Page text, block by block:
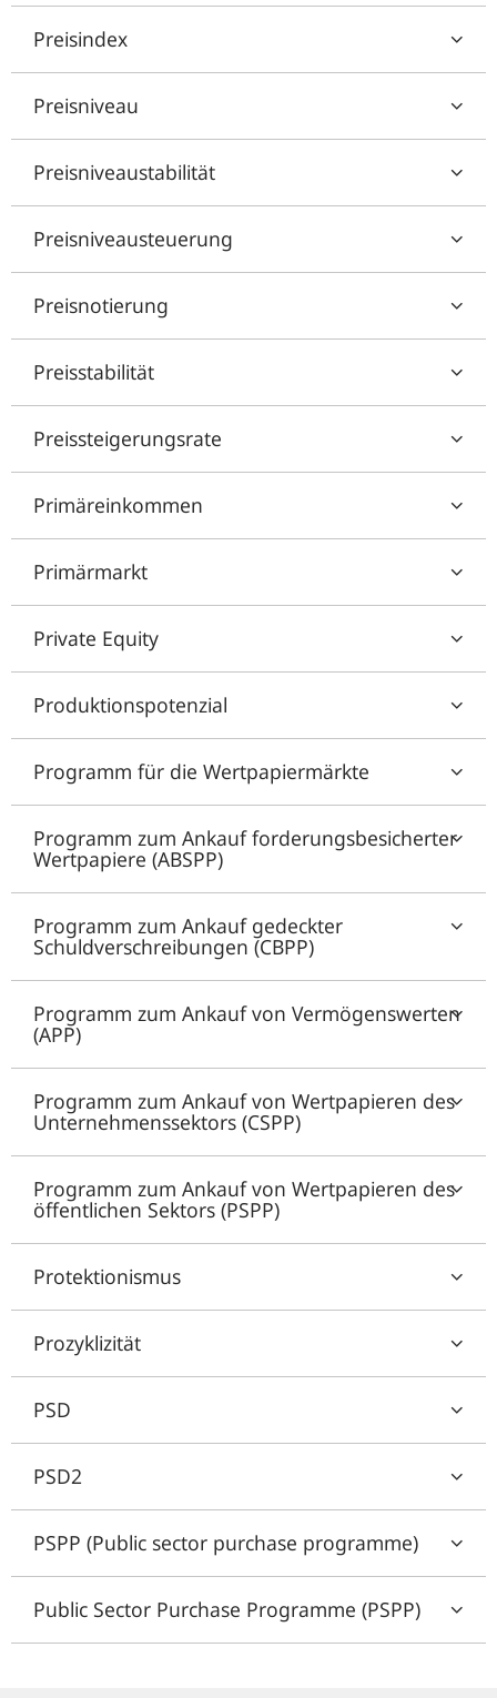
Preisindex
Preisniveau
Preisniveaustabilität
Preisniveausteuerung
Preisnotierung
Preisstabilität
Preissteigerungsrate
Primäreinkommen
Primärmarkt
Private Equity
Produktionspotenzial
Programm für die Wertpapiermärkte
Programm zum Ankauf forderungsbesicherter
Wertpapiere (ABSPP)
Programm zum Ankauf gedeckter
Schuldverschreibungen (CBPP)
Programm zum Ankauf von Vermögenswerten
(APP)
Programm zum Ankauf von Wertpapieren des
Unternehmenssektors (CSPP)
Programm zum Ankauf von Wertpapieren des
öffentlichen Sektors (PSPP)
Protektionismus
Prozyklizität
PSD
PSD2
PSPP (Public sector purchase programme)
Public Sector Purchase Programme (PSPP)